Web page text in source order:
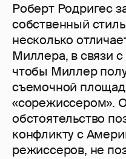
Роберт Родригес
собственный
несколько
Миллера, в связи
чтобы Миллер
съемочной
«сорежиссером».
обстоятельство
конфликту с
режиссеров, не